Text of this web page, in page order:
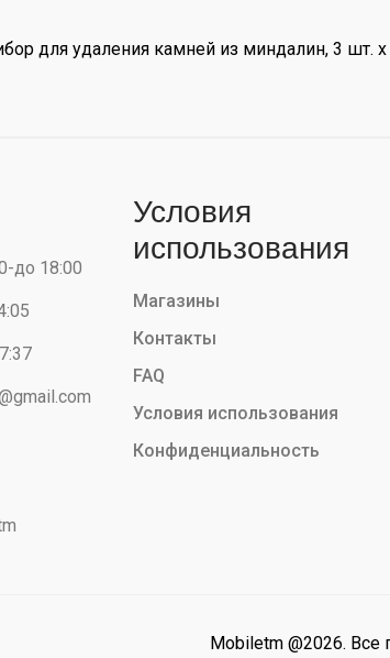
для удаления камней из миндалин, 3 шт.
до 18:00
Условия
использования
Магазины
Контакты
FAQ
Условия использования
Конфиденциальность
Mobiletm @2026.